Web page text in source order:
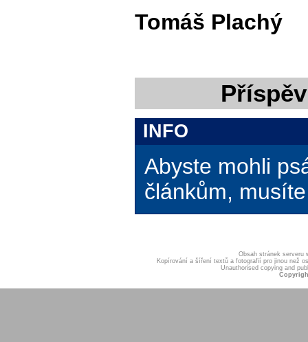
Tomáš Plachý
INFO
Abyste mohli
článkům,
Obsah stránek serveru
Kopírování a šíření textů a fotografií pro jinou než
Unauthorised copying and